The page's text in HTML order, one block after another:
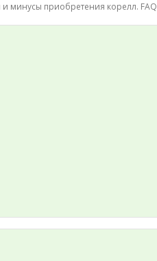
минусы приобретения корелл. FAQ